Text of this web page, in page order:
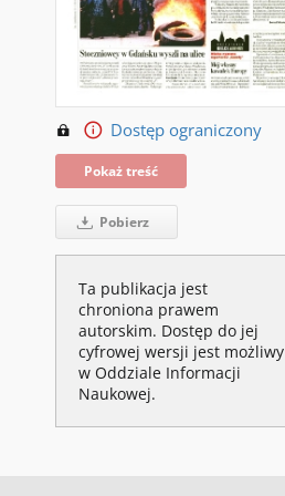
Dostęp ograniczony
Pokaż treść
Pobierz
Ta publikacja jest
chroniona prawem
autorskim. Dostęp do jej
cyfrowej wersji jest możliwy
w Oddziale Informacji
Naukowej.